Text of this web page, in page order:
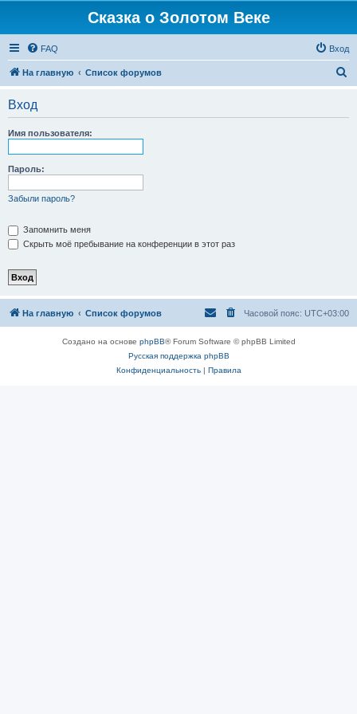
Сказка о Золотом Веке
FAQ Вход
На главную Список форумов
Вход
Имя пользователя:
Пароль:
Забыли пароль?
Запомнить меня
Скрыть моё пребывание на конференции в этот раз
На главную Список форумов Часовой пояс: UTC+03:00
Создано на основе phpBB® Forum Software © phpBB Limited
Русская поддержка phpBB
Конфиденциальность| Правила